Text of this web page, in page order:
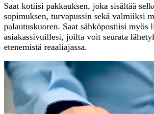
Saat kotiisi pakkauksen, joka sisältää
sopimuksen, turvapussin sekä valmiiksi
palautuskuoren. Saat sähköpostiisi myös
asiakassivuillesi, joilta voit seurata
etenemistä reaaliajassa.